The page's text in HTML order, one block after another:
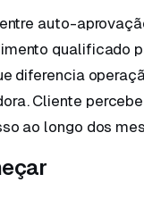
auto-
qualificado
diferencia
Cliente
ao longo dos